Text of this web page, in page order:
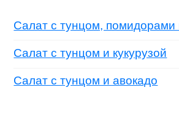
Салат с тунцом, помидорами
Салат с тунцом и кукурузой
Салат с тунцом и авокадо